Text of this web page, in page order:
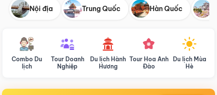
Nội địa Trung Quốc Hàn Quốc
Combo Du
lịch
Tour Doanh
Nghiệp
Du lịch Hành
Hương
Tour Hoa Anh
Đào
Du lịch Mùa
Hè